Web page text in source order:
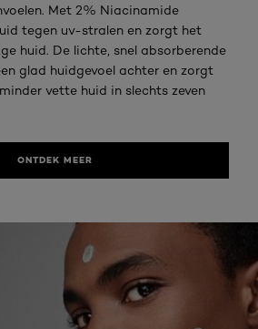
Met 2% Niacinamide
tegen uv-stralen en zorgt het
huid. De lichte, snel absorberende
glad huidgevoel achter en zorgt
vette huid in slechts zeven
ONTDEK MEER